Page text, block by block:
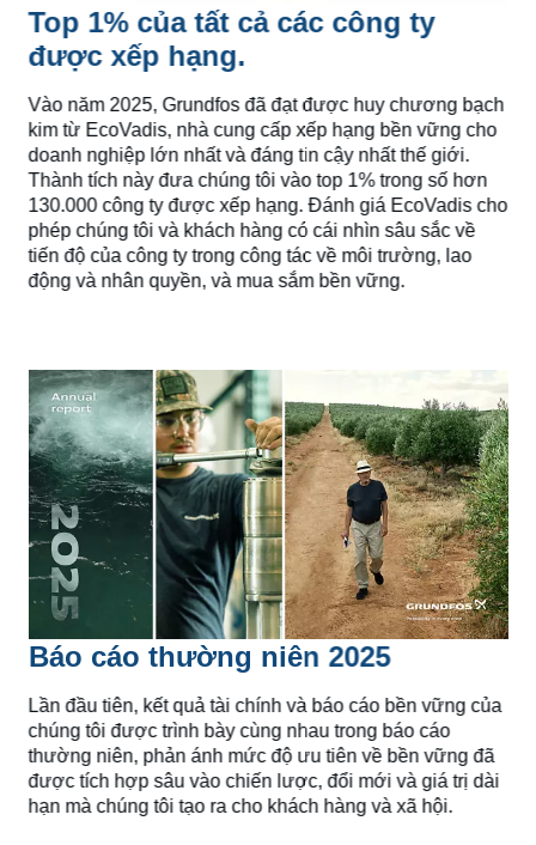
Top 1% của tất cả các công ty
được xếp hạng.
Vào năm 2025, Grundfos đã đạt được huy chương bạch
kim từ EcoVadis, nhà cung cấp xếp hạng bền vững cho
doanh nghiệp lớn nhất và đáng tin cậy nhất thế giới.
Thành tích này đưa chúng tôi vào top 1% trong số hơn
130.000 công ty được xếp hạng. Đánh giá EcoVadis cho
phép chúng tôi và khách hàng có cái nhìn sâu sắc về
tiến độ của công ty trong công tác về môi trường, lao
động và nhân quyền, và mua sắm bền vững.
Báo cáo thường niên 2025
Lần đầu tiên, kết quả tài chính và báo cáo bền vững của
chúng tôi được trình bày cùng nhau trong báo cáo
thường niên, phản ánh mức độ ưu tiên về bền vững đã
được tích hợp sâu vào chiến lược, đổi mới và giá trị dài
hạn mà chúng tôi tạo ra cho khách hàng và xã hội.